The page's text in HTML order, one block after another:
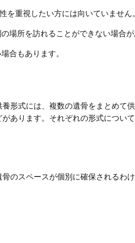
を重視したい方には向いていません
場所を訪れることができない場合
合もあります。
形式には、複数の遺骨をまとめて
あります。それぞれの形式につい
のスペースが個別に確保されるわ